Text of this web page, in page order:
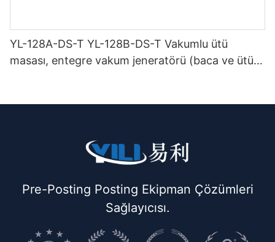
YL-128A-DS-T YL-128B-DS-T Vakumlu ütü
masası, entegre vakum jeneratörü (baca ve ütü
Pre-Posting Posting Ekipman Çözümleri
Sağlayıcısı.